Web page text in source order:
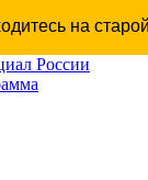
на
России